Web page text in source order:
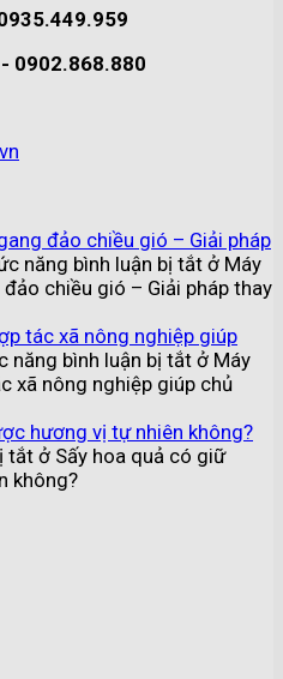
0902.868.880
đảo chiều gió – Giải pháp
năng bình luận bị tắt ở Máy
chiều gió – Giải pháp thay
tác xã nông nghiệp giúp
năng bình luận bị tắt ở Máy
xã nông nghiệp giúp chủ
hương vị tự nhiên không?
tắt ở Sấy hoa quả có giữ
không?